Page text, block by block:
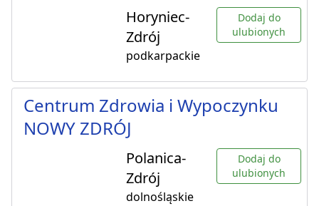
Horyniec-
Zdrój
podkarpackie
Dodaj do
ulubionych
Centrum Zdrowia i Wypoczynku
NOWY ZDRÓJ
Polanica-
Zdrój
dolnośląskie
Dodaj do
ulubionych